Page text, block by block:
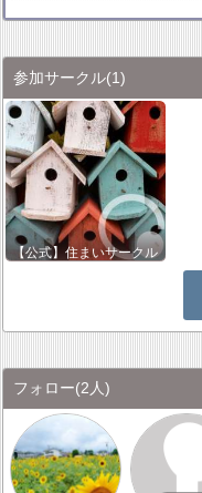
参加サークル(1)
【公式】住まいサークル
フォロー(2人)